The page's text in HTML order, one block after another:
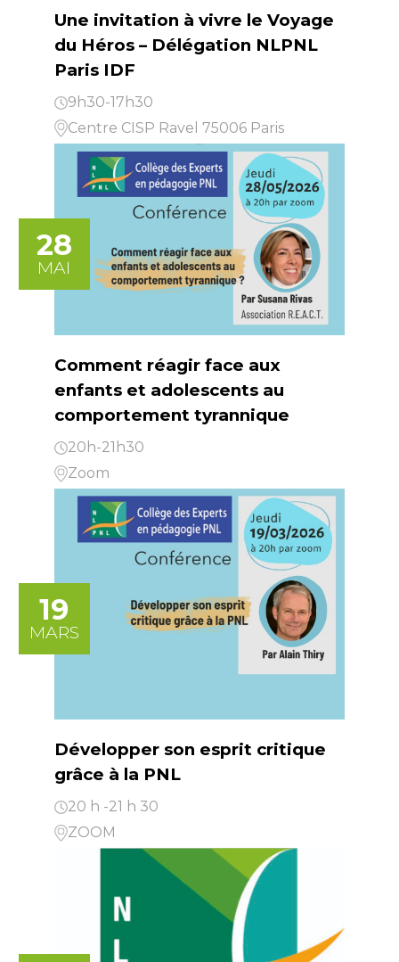
Une invitation à vivre le Voyage
du Héros – Délégation NLPNL
Paris IDF
9h30-17h30
Centre CISP Ravel 75006 Paris
28
MAI
Comment réagir face aux
enfants et adolescents au
comportement tyrannique
20h-21h30
Zoom
19
MARS
Développer son esprit critique
grâce à la PNL
20 h -21 h 30
ZOOM